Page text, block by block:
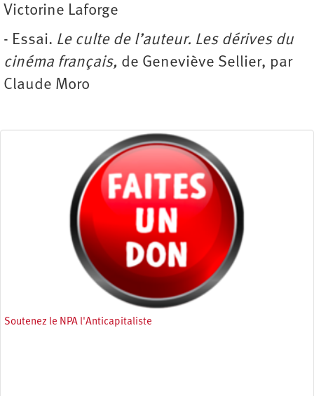
Victorine Laforge
- Essai. Le culte de l’auteur. Les dérives du
cinéma français, de Geneviève Sellier, par
Claude Moro
Soutenez le NPA l'Anticapitaliste